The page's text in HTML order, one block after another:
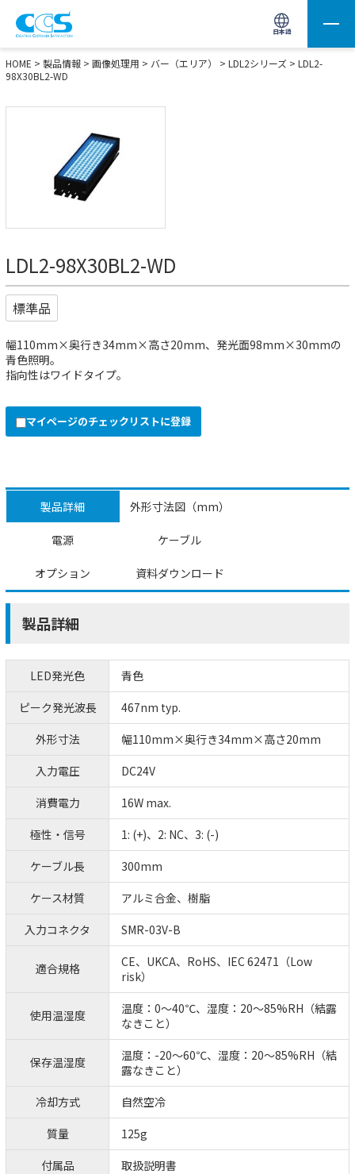
日本語
画像処理用の製品検索 サイト内検索(Enterで実行)
HOME > 製品情報 > 画像処理用 > バー（エリア） > LDL2シリーズ > LDL2-
98X30BL2-WD
LDL2-98X30BL2-WD
標準品
幅110mm×奥行き34mm×高さ20mm、発光面98mm×30mmの
青色照明。
指向性はワイドタイプ。
マイページのチェックリストに登録
製品詳細 外形寸法図（mm）
電源 ケーブル
オプション 資料ダウンロード
製品詳細
LED発光色
青色
ピーク発光波長
467nm typ.
外形寸法
幅110mm×奥行き34mm×高さ20mm
入力電圧
DC24V
消費電力
16W max.
極性・信号
1: (+)、2: NC、3: (-)
ケーブル長
300mm
ケース材質
アルミ合金、樹脂
入力コネクタ
SMR-03V-B
適合規格
CE、UKCA、RoHS、IEC 62471（Low
risk）
使用温湿度
温度：0～40℃、湿度：20～85%RH（結露
なきこと）
保存温湿度
温度：-20～60℃、湿度：20～85%RH（結
露なきこと）
冷却方式
自然空冷
質量
125g
付属品
取扱説明書